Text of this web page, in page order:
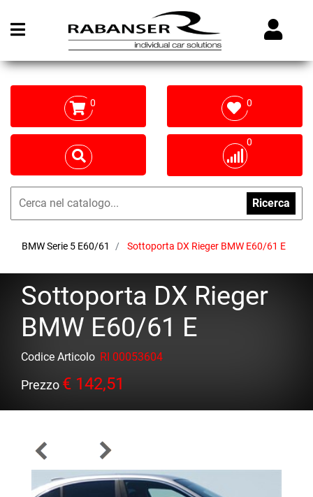
Open menu
0 0
0
Ricerca
BMW Serie 5 E60/61 Sottoporta DX Rieger BMW E60/61 E
Sottoporta DX Rieger
BMW E60/61 E
Codice Articolo RI 00053604
Prezzo € 142,51